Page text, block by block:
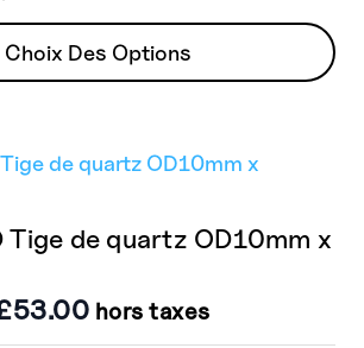
Choix Des Options
Tige de quartz OD10mm x
53.00 hors taxes